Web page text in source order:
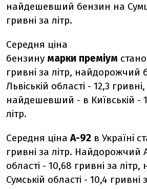
найдешевший бензин на
гривні за літр.
Середня ціна
бензину марки преміум
гривні за літр, найдорожчий
Львіській області - 12,3
найдешевший - в Київській -
літр.
Середня цінаА-92 в Україні
гривні за літр. Найдорожчий
області - 10,68 гривні за
Сумській області - 10,4 гривні